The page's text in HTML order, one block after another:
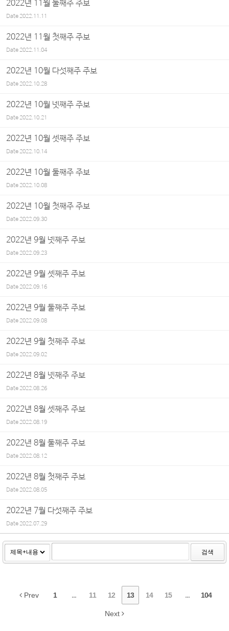
2022년 11월 둘째주 주보
Date2022.11.11
2022년 11월 첫째주 주보
Date2022.11.04
2022년 10월 다섯째주 주보
Date2022.10.28
2022년 10월 넷째주 주보
Date2022.10.21
2022년 10월 셋째주 주보
Date2022.10.14
2022년 10월 둘째주 주보
Date2022.10.08
2022년 10월 첫째주 주보
Date2022.09.30
2022년 9월 넷째주 주보
Date2022.09.23
2022년 9월 셋째주 주보
Date2022.09.16
2022년 9월 둘째주 주보
Date2022.09.08
2022년 9월 첫째주 주보
Date2022.09.02
2022년 8월 넷째주 주보
Date2022.08.26
2022년 8월 셋째주 주보
Date2022.08.19
2022년 8월 둘째주 주보
Date2022.08.12
2022년 8월 첫째주 주보
Date2022.08.05
2022년 7월 다섯째주 주보
Date2022.07.29
검색
Prev 1 ... 11 12 13 14 15 ... 104
Next